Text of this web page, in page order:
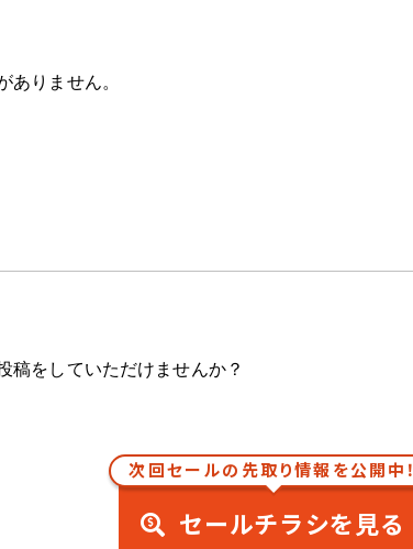
ありません。
稿をしていただけませんか？
次回セールの先取り情報を公開中！
セールチラシを見る